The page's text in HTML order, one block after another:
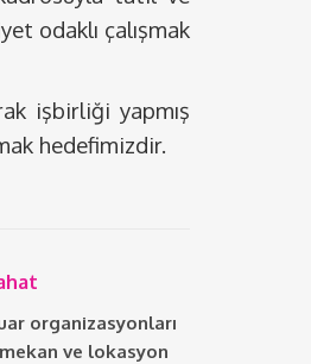
odaklı çalışmak
işbirliği yapmış
hedefimizdir.
organizasyonları
mekan ve lokasyon